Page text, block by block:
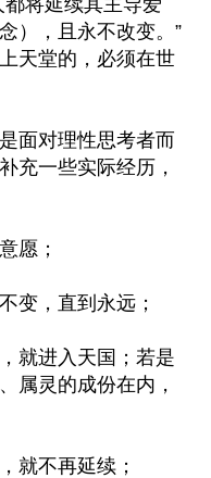
都将延续其主导爱
），且永不改变。”
天堂的，必须在世
面对理性思考者而
充一些实际经历，
愿；
变，直到永远；
就进入天国；若是
属灵的成份在内，
就不再延续；